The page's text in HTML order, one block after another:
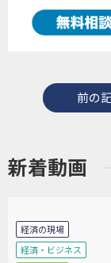
前の
新着動画
経済の現場
経済・ビジネス